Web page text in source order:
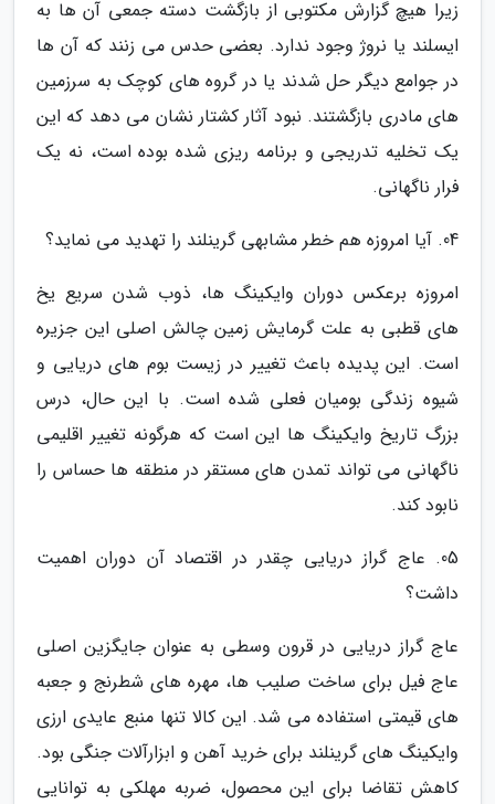
زیرا هیچ گزارش مکتوبی از بازگشت دسته جمعی آن ها به
ایسلند یا نروژ وجود ندارد. بعضی حدس می زنند که آن ها
در جوامع دیگر حل شدند یا در گروه های کوچک به سرزمین
های مادری بازگشتند. نبود آثار کشتار نشان می دهد که این
یک تخلیه تدریجی و برنامه ریزی شده بوده است، نه یک
فرار ناگهانی.
04. آیا امروزه هم خطر مشابهی گرینلند را تهدید می نماید؟
امروزه برعکس دوران وایکینگ ها، ذوب شدن سریع یخ
های قطبی به علت گرمایش زمین چالش اصلی این جزیره
است. این پدیده باعث تغییر در زیست بوم های دریایی و
شیوه زندگی بومیان فعلی شده است. با این حال، درس
بزرگ تاریخ وایکینگ ها این است که هرگونه تغییر اقلیمی
ناگهانی می تواند تمدن های مستقر در منطقه ها حساس را
نابود کند.
05. عاج گراز دریایی چقدر در اقتصاد آن دوران اهمیت
داشت؟
عاج گراز دریایی در قرون وسطی به عنوان جایگزین اصلی
عاج فیل برای ساخت صلیب ها، مهره های شطرنج و جعبه
های قیمتی استفاده می شد. این کالا تنها منبع عایدی ارزی
وایکینگ های گرینلند برای خرید آهن و ابزارآلات جنگی بود.
کاهش تقاضا برای این محصول، ضربه مهلکی به توانایی